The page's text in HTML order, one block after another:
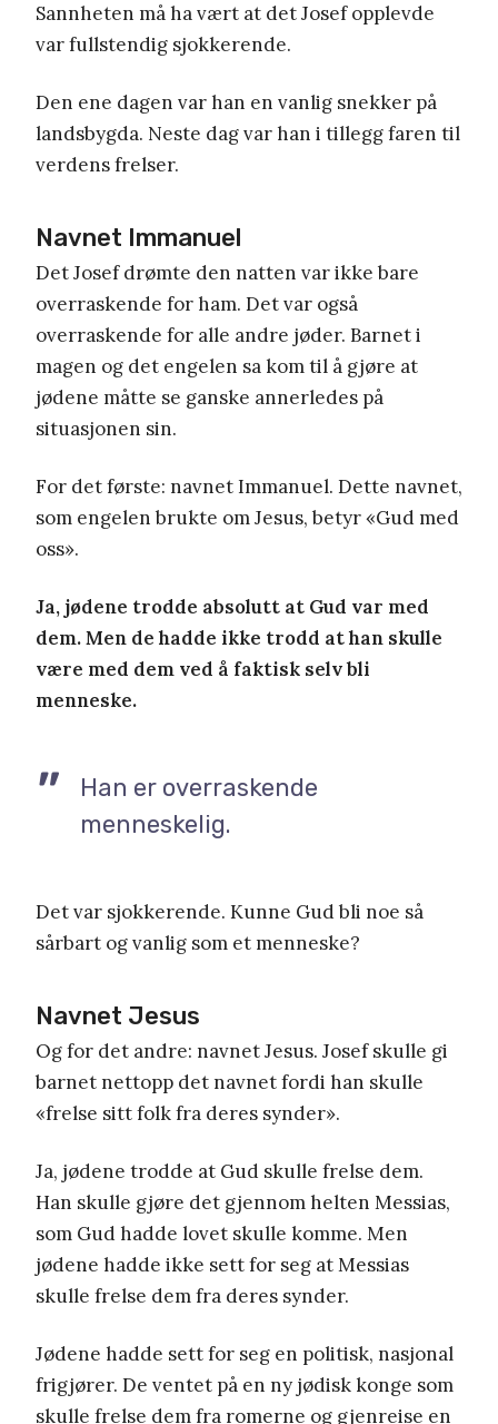
Sannheten må ha vært at det Josef opplevde
var fullstendig sjokkerende.
Den ene dagen var han en vanlig snekker på
landsbygda. Neste dag var han i tillegg faren til
verdens frelser.
Navnet Immanuel
Det Josef drømte den natten var ikke bare
overraskende for ham. Det var også
overraskende for alle andre jøder. Barnet i
magen og det engelen sa kom til å gjøre at
jødene måtte se ganske annerledes på
situasjonen sin.
For det første: navnet Immanuel. Dette navnet,
som engelen brukte om Jesus, betyr «Gud med
oss».
Ja, jødene trodde absolutt at Gud var med
dem. Men de hadde ikke trodd at han skulle
være med dem ved å faktisk selv bli
menneske.
Han er overraskende
menneskelig.
Det var sjokkerende. Kunne Gud bli noe så
sårbart og vanlig som et menneske?
Navnet Jesus
Og for det andre: navnet Jesus. Josef skulle gi
barnet nettopp det navnet fordi han skulle
«frelse sitt folk fra deres synder».
Ja, jødene trodde at Gud skulle frelse dem.
Han skulle gjøre det gjennom helten Messias,
som Gud hadde lovet skulle komme. Men
jødene hadde ikke sett for seg at Messias
skulle frelse dem fra deres synder.
Jødene hadde sett for seg en politisk, nasjonal
frigjører. De ventet på en ny jødisk konge som
skulle frelse dem fra romerne og gjenreise en